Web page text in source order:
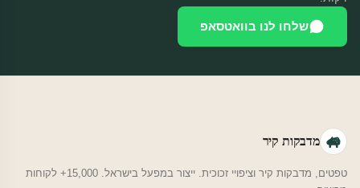
שלחו לנו בוואטסאפ
מדבקות קיר
טפטים, מדבקות קיר וציפויי זכוכית. ייצור במפעל בישראל. 15,000+ לקוחות